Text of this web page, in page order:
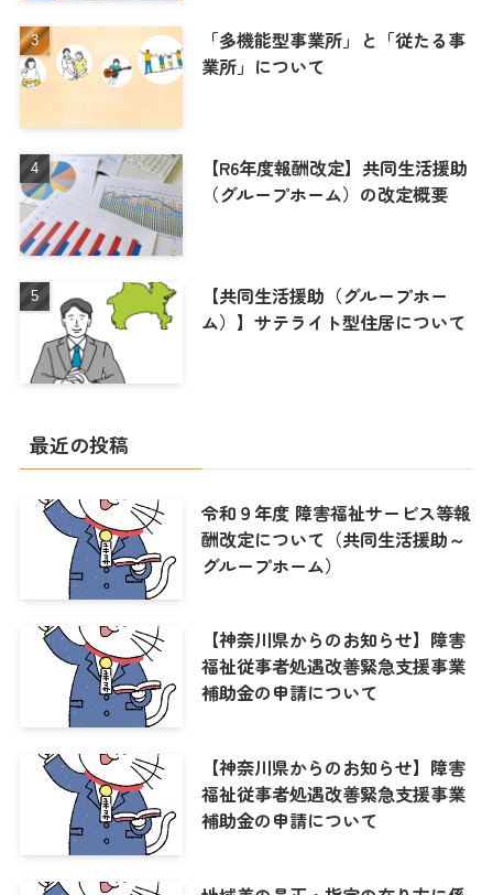
「多機能型事業所」と「従たる事
業所」について
【R6年度報酬改定】共同生活援助
（グループホーム）の改定概要
【共同生活援助（グループホー
ム）】サテライト型住居について
最近の投稿
令和９年度 障害福祉サービス等報
酬改定について（共同生活援助～
グループホーム）
【神奈川県からのお知らせ】障害
福祉従事者処遇改善緊急支援事業
補助金の申請について
【神奈川県からのお知らせ】障害
福祉従事者処遇改善緊急支援事業
補助金の申請について